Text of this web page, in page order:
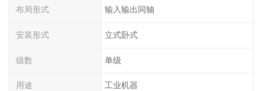
布局形式 输入输出同轴
安装形式 立式卧式
级数 单级
用途 工业机器